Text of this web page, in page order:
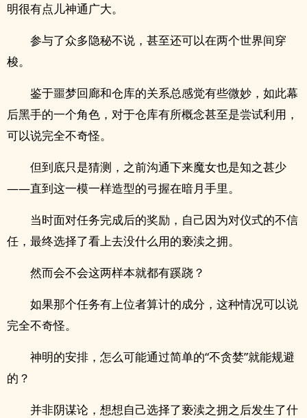
明很有点儿神通广大。
参与了众多隐秘不说，甚至还可以在两个世界间穿
梭。
鉴于噩梦回廊和仓库的关系总感觉有些微妙，如此幕
后黑手的一个角色，对于仓库有所概念甚至是尝试利用，
可以说完全不奇怪。
但到底只是猜测，之前沟通下来魔女也是知之甚少
——直到这一模一样造型的弓握在暗月手里。
当时面对任务完成后的奖励，自己因为对仪式的不信
任，最终选择了看上去没什么用的亵渎之拥。
然而会不会这两样本就都有蹊跷？
如果那个任务有上位者算计的成分，这种情况可以说
完全不奇怪。
神明的安排，怎么可能通过简单的“不贪婪”就能规避
的？
并非阴谋论，想想自己选择了亵渎之拥之后发生了什